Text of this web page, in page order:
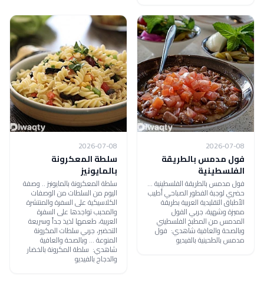
2026-07-08
فول مدمس بالطريقة
الفلسطينية
فول مدمس بالطريقة الفلسطينية ...
حضري لوجبة الفطور الصباحي أطيب
الأطباق التقليدية العربية بطريقة
مميزة وشهية، جربي الفول
المدمس من المطبخ الفلسطيني
وبالصحة والعافية شاهدي: فول
مدمس بالطحينية بالفيديو
2026-07-08
سلطة المعكرونة
بالمايونيز
سلطة المعكرونة بالمايونيز .. وصفة
اليوم من السلطات من الوصفات
الكلاسيكية على السفرة والمنتشرة
والمحبب تواجدها على السفرة
العربية، طعمها لذيذ جداً وسريعة
التحضير، جربي سلطات المكرونة
المنوعة ... وبالصحة والعافية
شاهدي: سلطة المكرونة بالخضار
والدجاج بالفيديو